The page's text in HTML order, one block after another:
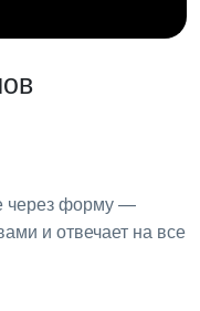
через форму —
и отвечает на все